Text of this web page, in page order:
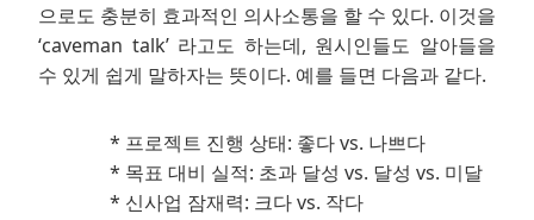
으로도 충분히 효과적인 의사소통을 할 수 있다. 이것을
‘caveman talk’ 라고도 하는데, 원시인들도 알아들을
수 있게 쉽게 말하자는 뜻이다. 예를 들면 다음과 같다.
* 프로젝트 진행 상태: 좋다 vs. 나쁘다
* 목표 대비 실적: 초과 달성 vs. 달성 vs. 미달
* 신사업 잠재력: 크다 vs. 작다